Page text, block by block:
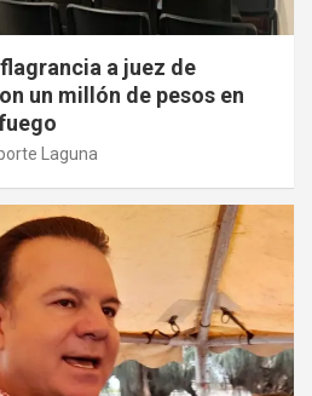
flagrancia a juez de
un millón de pesos en
Laguna